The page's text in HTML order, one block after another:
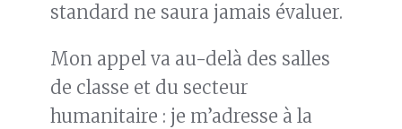
standard ne saura jamais évaluer.
Mon appel va au-delà des salles
de classe et du secteur
humanitaire : je m’adresse à la